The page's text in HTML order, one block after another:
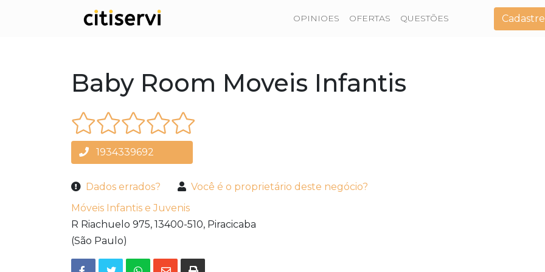
OPINIOES OFERTAS QUESTÕES
Baby Room Moveis Infantis
1934339692
Dados errados?
Você é o proprietário deste negócio?
Móveis Infantis e Juvenis
R Riachuelo 975, 13400-510, Piracicaba
(São Paulo)